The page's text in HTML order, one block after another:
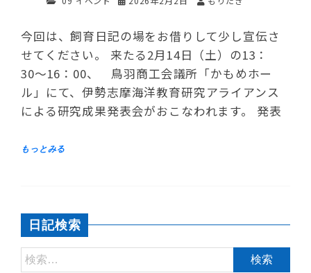
今回は、飼育日記の場をお借りして少し宣伝さ
せてください。 来たる2月14日（土）の13：
30〜16：00、 鳥羽商工会議所「かもめホー
ル」にて、伊勢志摩海洋教育研究アライアンス
による研究成果発表会がおこなわれます。 発表
日記検索